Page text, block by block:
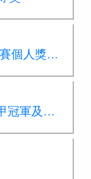
Robocoach 校際線上體能比賽個人獎項(小學組)
東區小學校際乒乓球比賽男甲冠軍及男乙殿軍